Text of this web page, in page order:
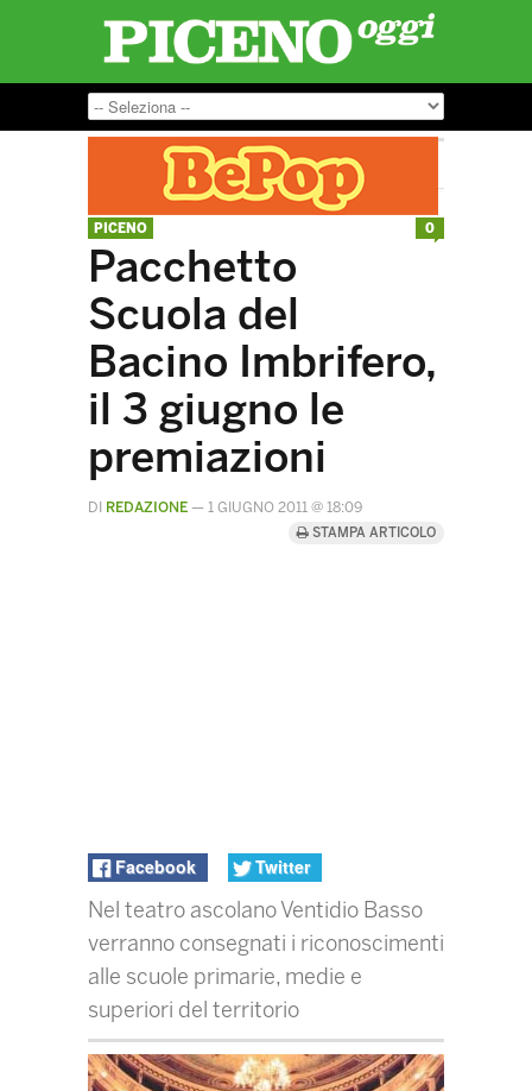
PICENO
Pacchetto
Scuola del
Bacino Imbrifero,
il 3 giugno le
premiazioni
DI REDAZIONE — 1 GIUGNO 2011 @ 18:09
STAMPA ARTICOLO
Facebook Twitter
Nel teatro ascolano Ventidio Basso
verranno consegnati i riconoscimenti
alle scuole primarie, medie e
superiori del territorio
0